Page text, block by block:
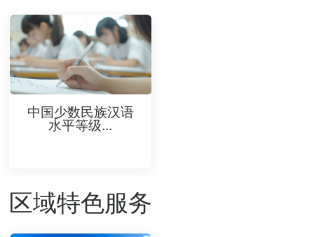
中国少数民族汉语
水平等级...
区域特色服务